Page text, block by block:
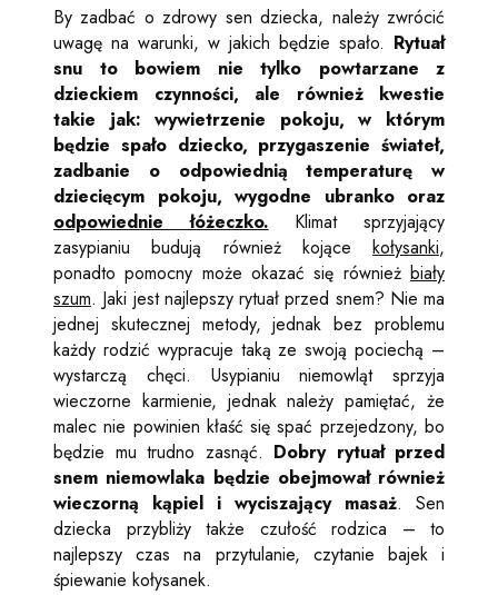
By zadbać o zdrowy sen dziecka, należy zwrócić
uwagę na warunki, w jakich będzie spało. Rytuał
snu to bowiem nie tylko powtarzane z
dzieckiem czynności, ale również kwestie
takie jak: wywietrzenie pokoju, w którym
będzie spało dziecko, przygaszenie świateł,
zadbanie o odpowiednią temperaturę w
dziecięcym pokoju, wygodne ubranko oraz
odpowiednie łóżeczko. Klimat sprzyjający
zasypianiu budują również kojące kołysanki,
ponadto pomocny może okazać się również biały
szum. Jaki jest najlepszy rytuał przed snem? Nie ma
jednej skutecznej metody, jednak bez problemu
każdy rodzić wypracuje taką ze swoją pociechą –
wystarczą chęci. Usypianiu niemowląt sprzyja
wieczorne karmienie, jednak należy pamiętać, że
malec nie powinien kłaść się spać przejedzony, bo
będzie mu trudno zasnąć. Dobry rytuał przed
snem niemowlaka będzie obejmował również
wieczorną kąpiel i wyciszający masaż. Sen
dziecka przybliży także czułość rodzica – to
najlepszy czas na przytulanie, czytanie bajek i
śpiewanie kołysanek.